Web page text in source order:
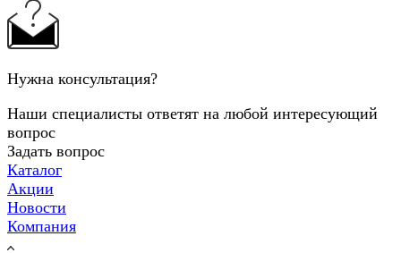
Нужна консультация?
Наши специалисты ответят на любой интересующий
вопрос
Задать вопрос
Каталог
Акции
Новости
Компания